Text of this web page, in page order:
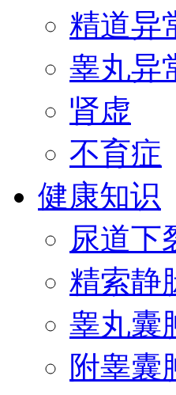
精道异
睾丸异
肾虚
不育症
健康知识
尿道下
精索静
睾丸囊
附睾囊